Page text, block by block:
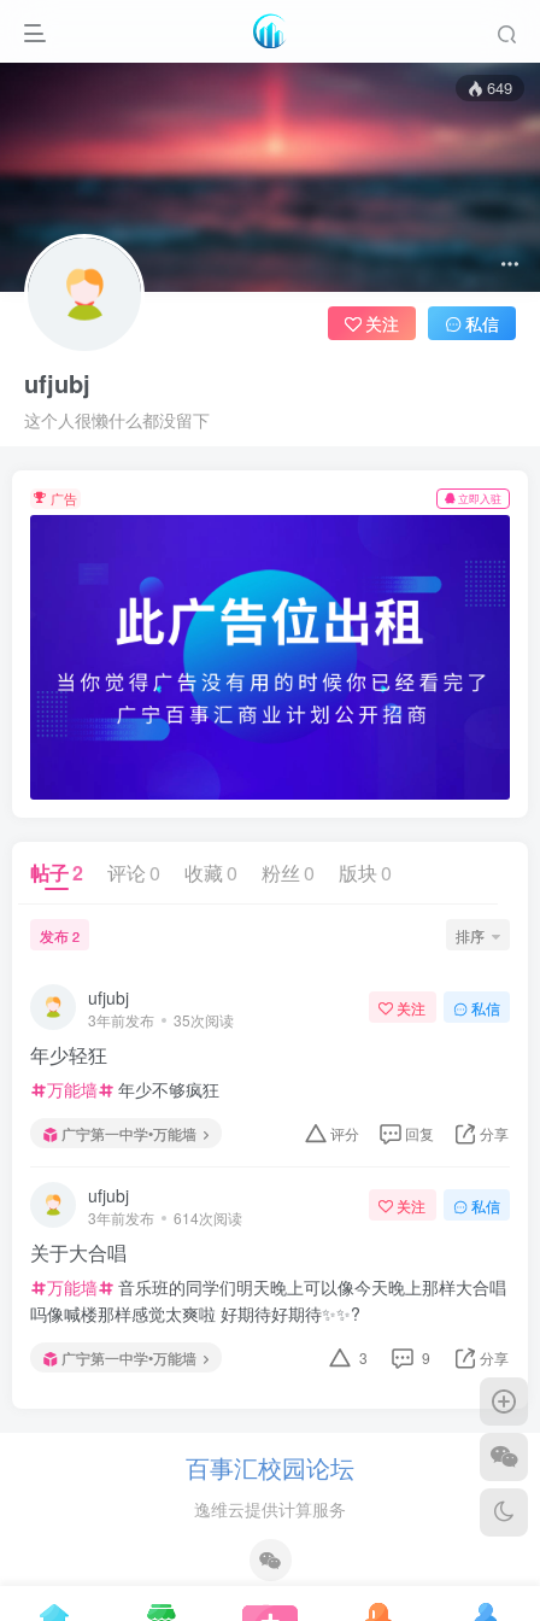
649
ufjubj
这个人很懒什么都没留下
关注 私信
广告 立即入驻
帖子2 评论 0 收藏 0 粉丝 0 版块 0
发布 2 排序
ufjubj
3年前发布 35次阅读
关注 私信
年少轻狂
万能墙 年少不够疯狂
广宁第一中学•万能墙 评分 回复 分享
ufjubj
3年前发布 614次阅读
关注 私信
关于大合唱
万能墙
音乐班的同学们明天晚上可以像今天晚上那样大合唱
吗像喊楼那样感觉太爽啦 好期待好期待✨✨?
广宁第一中学•万能墙 3 9 分享
百事汇校园论坛
逸维云提供计算服务